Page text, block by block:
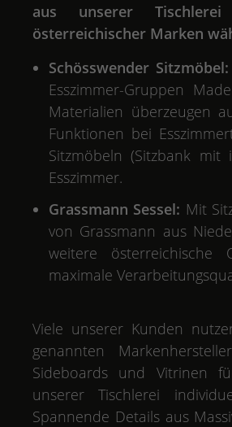
aus unserer Tischlerei
österreichischer Marken
Schösswender Sitzmöbel:
Esszimmer-Gruppen
Materialien überzeugen
Funktionen bei
Sitzmöbeln (Sitzbank mit
Esszimmer.
Grassmann Sessel: Mit
von Grassmann aus
weitere österreichische
maximale
Viele unserer Kunden
genannten
Sideboards und Vitrinen
unserer Tischlerei
Spannende Details aus